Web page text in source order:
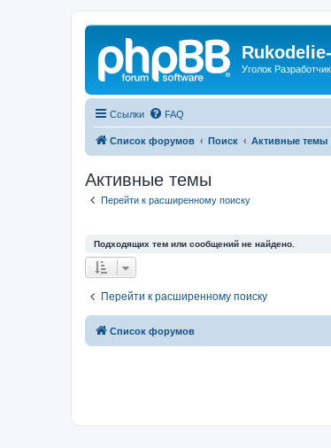
Уголок
Ссылки FAQ
Список форумов Поиск Активные темы
Активные темы
Перейти к расширенному поиску
Подходящих тем или сообщений не найдено.
Перейти к расширенному поиску
Список форумов